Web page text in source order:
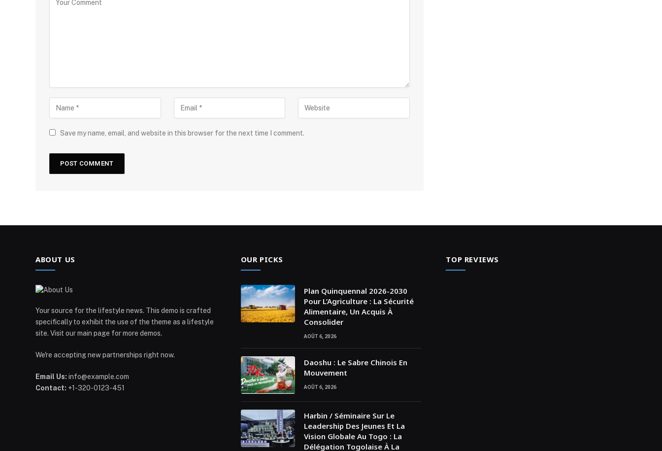
Save my name, email, and website in this browser for the next time I comment.
ABOUT US
Your source for the lifestyle news. This demo is crafted
specifically to exhibit the use of the theme as a lifestyle
site. Visit our main page for more demos.
We're accepting new partnerships right now.
Email Us: info@example.com
Contact: +1-320-0123-451
OUR PICKS
Plan Quinquennal 2026-2030
Pour L’Agriculture : La Sécurité
Alimentaire, Un Acquis À
Consolider
AOÛT 6, 2026
Daoshu : Le Sabre Chinois En
Mouvement
AOÛT 6, 2026
Harbin / Séminaire Sur Le
Leadership Des Jeunes Et La
Vision Globale Au Togo : La
Délégation Togolaise À La
TOP REVIEWS